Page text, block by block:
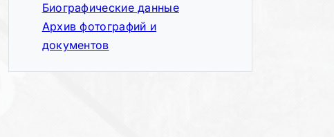
Биографические данные
Архив фотографий и
документов